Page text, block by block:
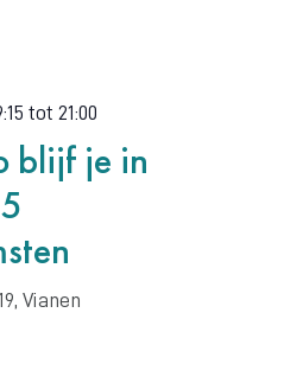
tot 21:00
blijf je in
Vianen